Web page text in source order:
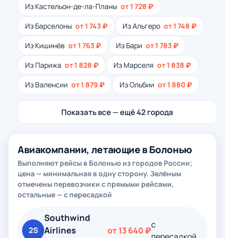
Из Кастельон-де-ла-Планы от 1 728 ₽
Из Барселоны от 1 743 ₽ Из Альгеро от 1 748 ₽
Из Кишинёв от 1 763 ₽ Из Бари от 1 783 ₽
Из Парижа от 1 828 ₽ Из Марселя от 1 838 ₽
Из Валенсии от 1 879 ₽ Из Ольбии от 1 880 ₽
Показать все — ещё 42 города
Авиакомпании, летающие в Болонью
Выполняют рейсы в Болонью из городов России;
цена — минимальная в одну сторону. Зелёным
отмечены перевозчики с прямыми рейсами,
остальные — с пересадкой
2S
Southwind
Airlines
от 13 640 ₽
с